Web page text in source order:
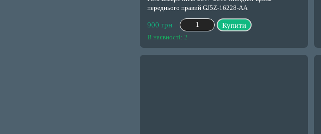
переднього правий GJ5Z-16228-АА
900 грн Купити
В наявності: 2